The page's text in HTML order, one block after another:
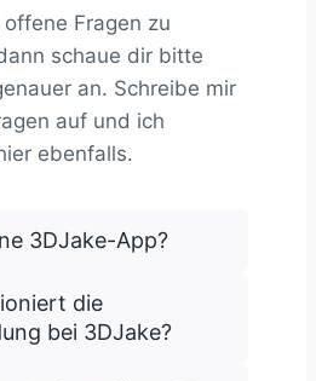
Fragen zu
schaue dir bitte
an. Schreibe mir
auf und ich
ebenfalls.
3DJake-App?
die
bei 3DJake?